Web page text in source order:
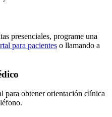
presenciales, programe una
para pacientes o llamando a
para obtener orientación clínica